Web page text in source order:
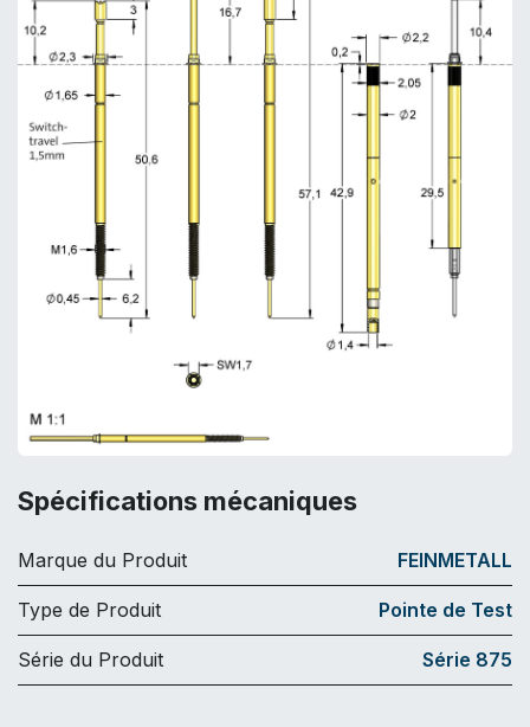
Spécifications mécaniques
Marque du Produit FEINMETALL
Type de Produit Pointe de Test
Série du Produit Série 875